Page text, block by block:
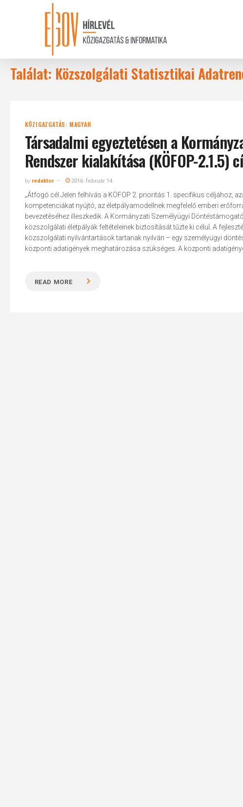
Hit enter to search or ESC to close
Találat: Közszolgálati Statisztikai
KÖZIGAZGATÁS: MAGYAR
Társadalmi egyeztetésen a
Rendszer kialakítása (KÖFOP-2.1.5)
by redaktor 2016. február 14.
„Átfogó cél Jelen felhívás a KÖFOP 2. prioritás 1. specifikus céljához,
kompetenciákat nyújtó, az életpályamodellnek megfelelő emberi
bevezetéséhez illeszkedik. A Kormányzati Személyügyi
közszolgálati életpályák feltételeinek biztosítását tűzte ki célul. A
közszolgálati nyilvántartások tartanak nyilván – egy személyügyi
központi adatigények meghatározása szükséges. A központi
READ MORE